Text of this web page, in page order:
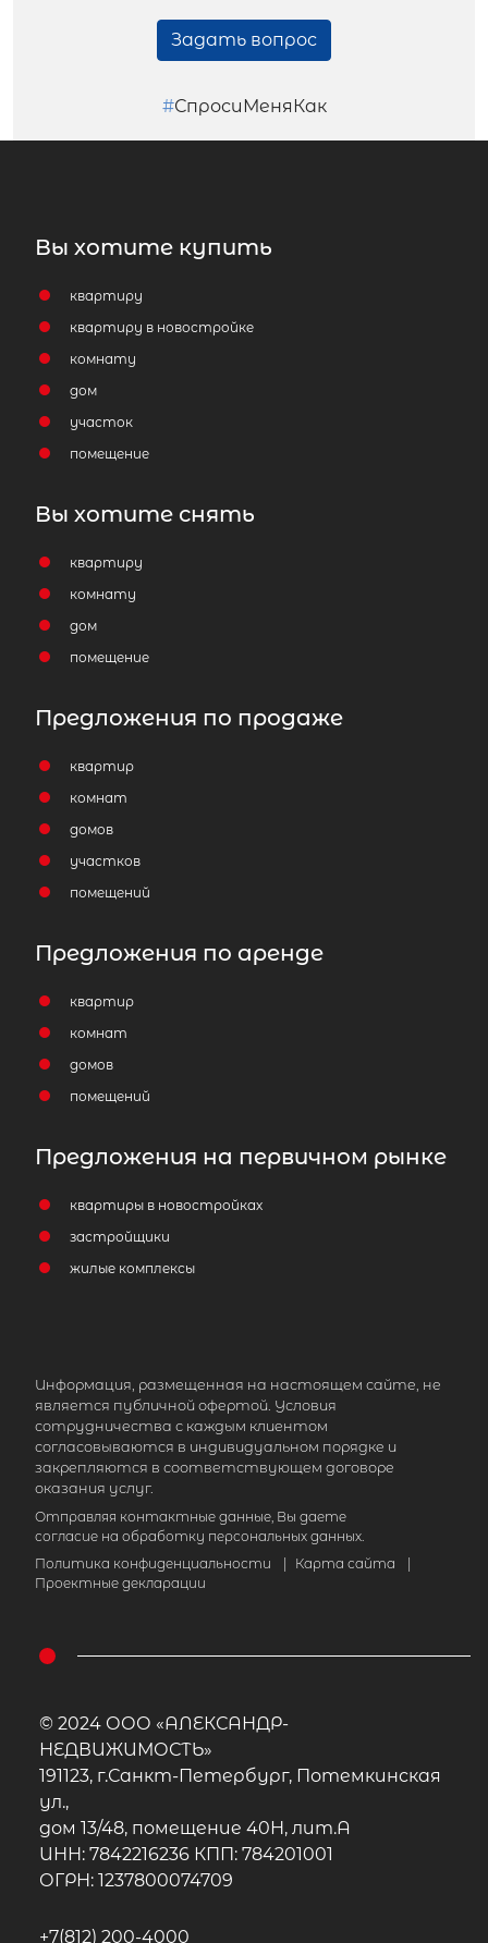
Задать вопрос
#СпросиМеняКак
Вы хотите купить
квартиру
квартиру в новостройке
комнату
дом
участок
помещение
Вы хотите снять
квартиру
комнату
дом
помещение
Предложения по продаже
квартир
комнат
домов
участков
помещений
Предложения по аренде
квартир
комнат
домов
помещений
Предложения на первичном рынке
квартиры в новостройках
застройщики
жилые комплексы
Информация, размещенная на настоящем сайте, не
является публичной офертой. Условия
сотрудничества с каждым клиентом
согласовываются в индивидуальном порядке и
закрепляются в соответствующем договоре
оказания услуг.
Отправляя контактные данные, Вы даете
согласие на обработку персональных данных.
Политика конфиденциальности
| Карта сайта
|
Проектные декларации
© 2024 ООО «АЛЕКСАНДР-
НЕДВИЖИМОСТЬ»
191123, г.Санкт-Петербург, Потемкинская
ул.,
дом 13/48, помещение 40Н, лит.А
ИНН: 7842216236 КПП: 784201001
ОГРН: 1237800074709
+7(812) 200-4000